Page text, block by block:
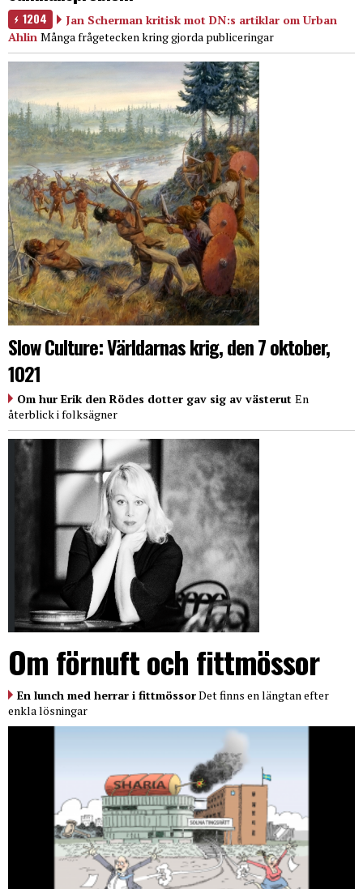
1204
Jan Scherman kritisk mot DN:s artiklar om Urban
Ahlin Många frågetecken kring gjorda publiceringar
Slow Culture: Världarnas krig, den 7 oktober,
1021
Om hur Erik den Rödes dotter gav sig av västerut En
återblick i folksägner
Om förnuft och fittmössor
En lunch med herrar i fittmössorDet finns en längtan efter
enkla lösningar